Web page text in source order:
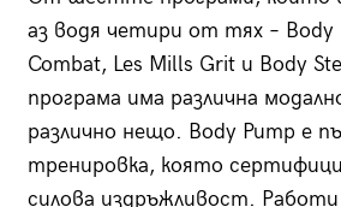
аз водя четири от тях – Body
Combat, Les Mills Grit и Body
програма има различна
различно нещо. Body Pump е
тренировка, която
силова издръжливост. Работи